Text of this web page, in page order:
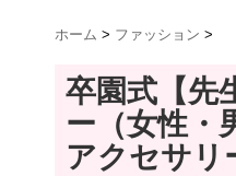
ホーム > ファッション >
卒園式【先
ー（女性・
アクセサリ